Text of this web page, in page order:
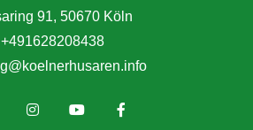
91, 50670 Köln
+491628208438